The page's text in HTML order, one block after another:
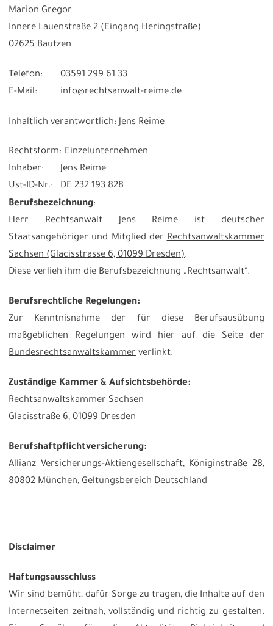
Marion Gregor
Innere Lauenstraße 2 (Eingang Heringstraße)
02625 Bautzen
Telefon:
03591 299 61 33
E-Mail:
info@rechtsanwalt-reime.de
Inhaltlich verantwortlich: Jens Reime
Rechtsform: Einzelunternehmen
Inhaber:
Jens Reime
Ust-ID-Nr.:
DE 232 193 828
Berufsbezeichnung:
Herr Rechtsanwalt Jens Reime ist deutscher
Staatsangehöriger und Mitglied derRechtsanwaltskammer
Sachsen (Glacisstrasse 6, 01099 Dresden).
Diese verlieh ihm die Berufsbezeichnung „Rechtsanwalt“.
Berufsrechtliche Regelungen:
Zur Kenntnisnahme der für diese Berufsausübung
maßgeblichen Regelungen wird hier auf die Seite der
Bundesrechtsanwaltskammerverlinkt.
Zuständige Kammer & Aufsichtsbehörde:
Rechtsanwaltskammer Sachsen
Glacisstraße 6, 01099 Dresden
Berufshaftpflichtversicherung:
Allianz Versicherungs-Aktiengesellschaft, Königinstraße 28,
80802 München, Geltungsbereich Deutschland
Disclaimer
Haftungsausschluss
Wir sind bemüht, dafür Sorge zu tragen, die Inhalte auf den
Internetseiten zeitnah, vollständig und richtig zu gestalten.